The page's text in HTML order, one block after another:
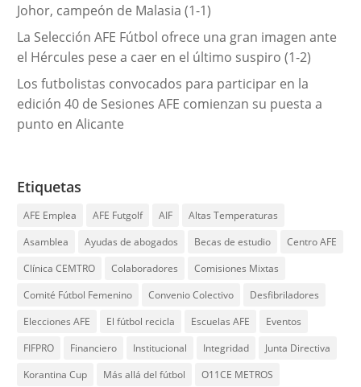
Johor, campeón de Malasia (1-1)
La Selección AFE Fútbol ofrece una gran imagen ante
el Hércules pese a caer en el último suspiro (1-2)
Los futbolistas convocados para participar en la
edición 40 de Sesiones AFE comienzan su puesta a
punto en Alicante
Etiquetas
AFE Emplea AFE Futgolf AIF
Altas Temperaturas
Asamblea
Ayudas de abogados Becas de estudio
Centro AFE
Clínica CEMTRO
Colaboradores
Comisiones Mixtas
Comité Fútbol Femenino
Convenio Colectivo
Desfibriladores
Elecciones AFE
El fútbol recicla Escuelas AFE
Eventos
FIFPRO
Financiero Institucional Integridad
Junta Directiva
Korantina Cup
Más allá del fútbol
O11CE METROS